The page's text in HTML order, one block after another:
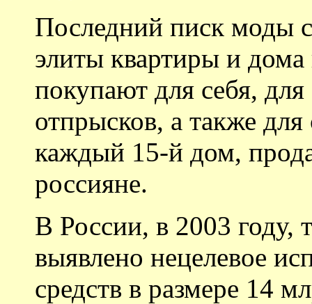
Последний писк моды
элиты квартиры и
покупают для себя,
отпрысков, а также
каждый 15-й дом,
россияне.
В России, в 2003 году,
выявлено нецелевое
средств в размере 14